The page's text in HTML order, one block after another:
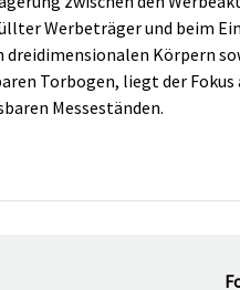
Werbeträger und beim
Körpern
Torbogen, liegt der
Messeständen.